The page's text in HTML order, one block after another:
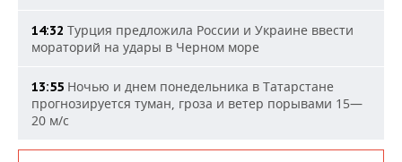
14:32 Турция предложила России и Украине ввести
мораторий на удары в Черном море
13:55 Ночью и днем понедельника в Татарстане
прогнозируется туман, гроза и ветер порывами 15—
20 м/с